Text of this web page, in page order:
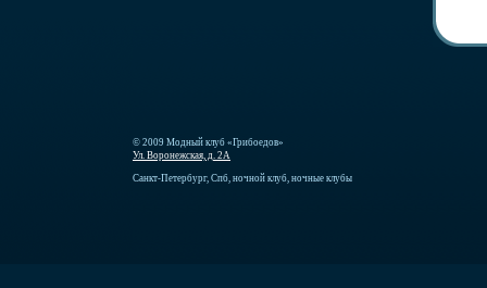
© 2009 Модный клуб «Грибоедов»
Ул. Воронежская, д. 2А
Санкт-Петербург, Спб, ночной клуб, ночные клубы